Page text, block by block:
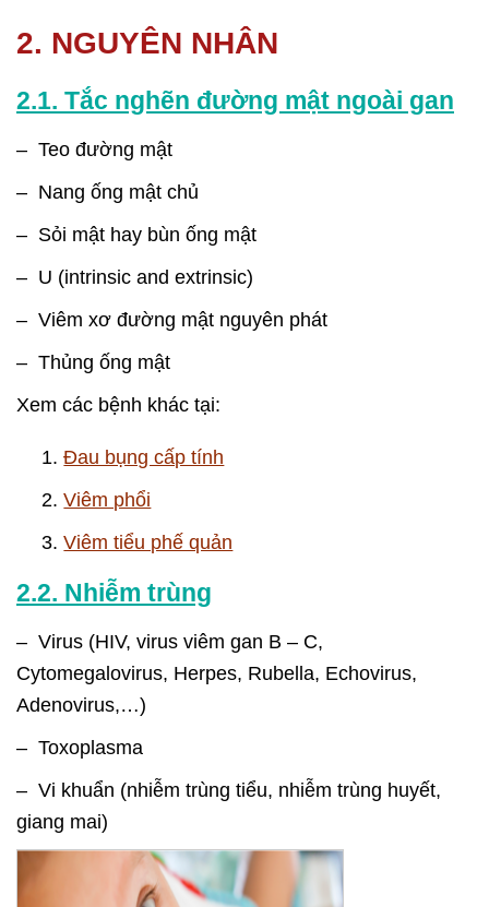
2. NGUYÊN NHÂN
2.1. Tắc nghẽn đường mật ngoài gan
– Teo đường mật
– Nang ống mật chủ
– Sỏi mật hay bùn ống mật
– U (intrinsic and extrinsic)
– Viêm xơ đường mật nguyên phát
– Thủng ống mật
Xem các bệnh khác tại:
Đau bụng cấp tính
Viêm phổi
Viêm tiểu phế quản
2.2. Nhiễm trùng
– Virus (HIV, virus viêm gan B – C,
Cytomegalovirus, Herpes, Rubella, Echovirus,
Adenovirus,…)
– Toxoplasma
– Vi khuẩn (nhiễm trùng tiểu, nhiễm trùng huyết,
giang mai)